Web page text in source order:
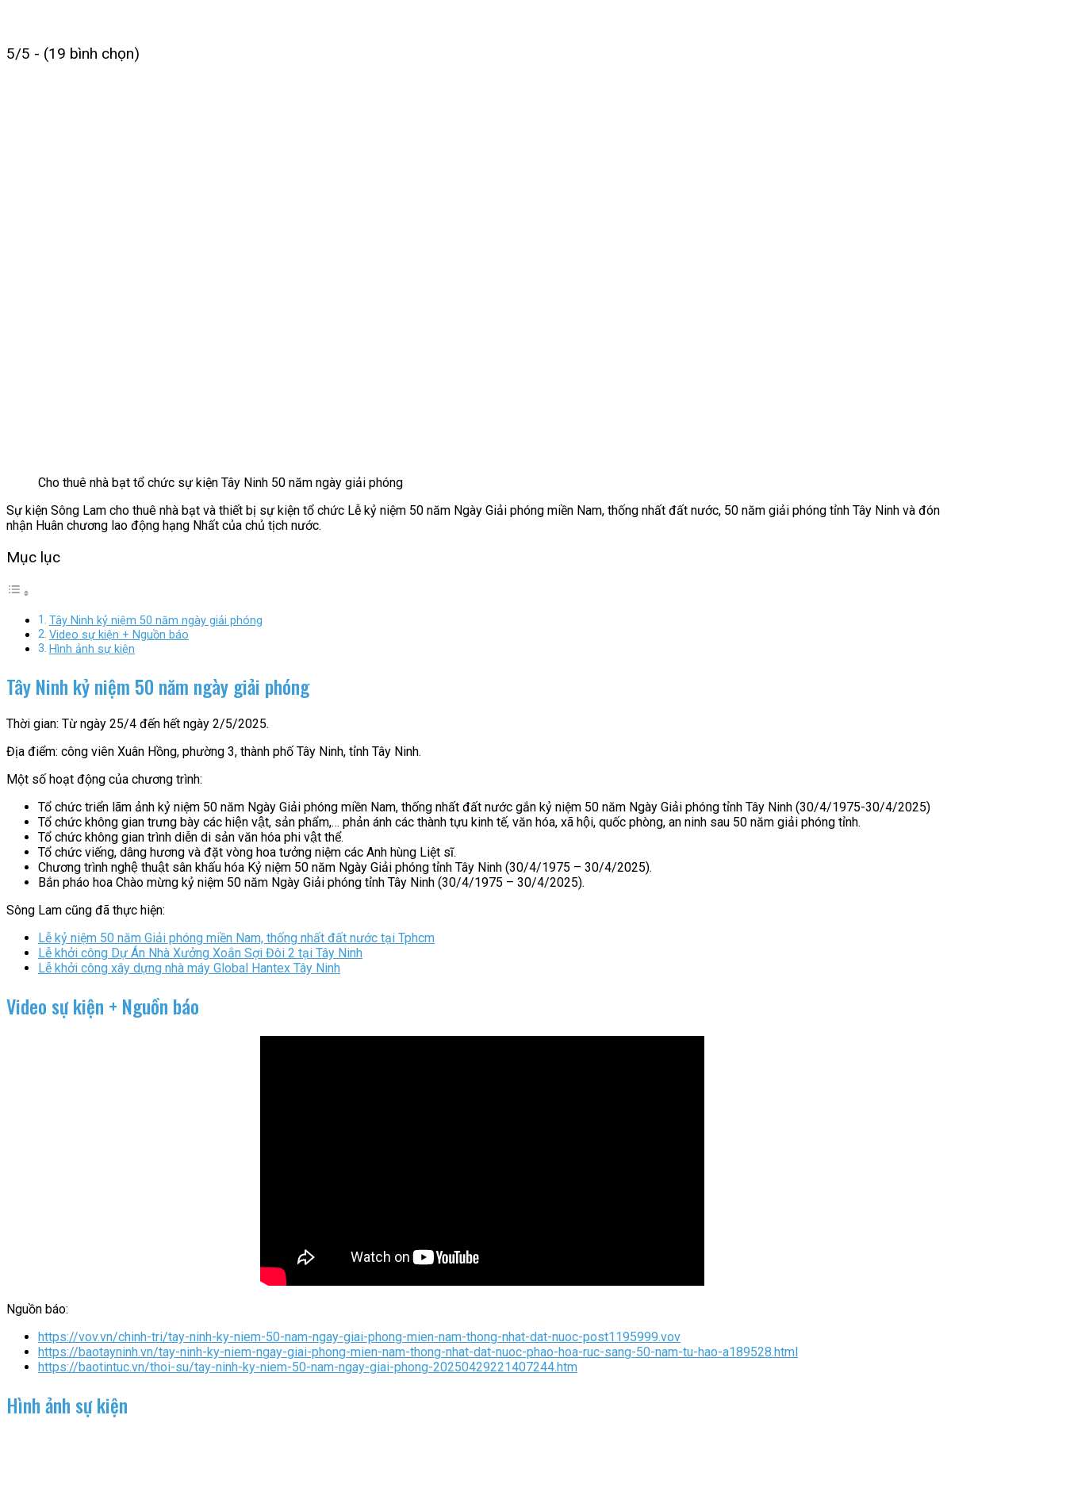
5/5 - (19 bình chọn)
Cho thuê nhà bạt tổ chức sự kiện Tây Ninh 50 năm ngày giải phóng
Sự kiện Sông Lam cho thuê nhà bạt và thiết bị sự kiện tổ chức Lễ kỷ niệm 50 năm Ngày Giải phóng miền Nam, thống nhất đất nước, 50 năm giải phóng tỉnh Tây Ninh và đón
nhận Huân chương lao động hạng Nhất của chủ tịch nước.
Mục lục
Tây Ninh kỷ niệm 50 năm ngày giải phóng
Video sự kiện + Nguồn báo
Hình ảnh sự kiện
Tây Ninh kỷ niệm 50 năm ngày giải phóng
Thời gian: Từ ngày 25/4 đến hết ngày 2/5/2025.
Địa điểm: công viên Xuân Hồng, phường 3, thành phố Tây Ninh, tỉnh Tây Ninh.
Một số hoạt động của chương trình:
Tổ chức triển lãm ảnh kỷ niệm 50 năm Ngày Giải phóng miền Nam, thống nhất đất nước gắn kỷ niệm 50 năm Ngày Giải phóng tỉnh Tây Ninh (30/4/1975-30/4/2025)
Tổ chức không gian trưng bày các hiện vật, sản phẩm,… phản ánh các thành tựu kinh tế, văn hóa, xã hội, quốc phòng, an ninh sau 50 năm giải phóng tỉnh.
Tổ chức không gian trình diễn di sản văn hóa phi vật thể.
Tổ chức viếng, dâng hương và đặt vòng hoa tưởng niệm các Anh hùng Liệt sĩ.
Chương trình nghệ thuật sân khấu hóa Kỷ niệm 50 năm Ngày Giải phóng tỉnh Tây Ninh (30/4/1975 – 30/4/2025).
Bắn pháo hoa Chào mừng kỷ niệm 50 năm Ngày Giải phóng tỉnh Tây Ninh (30/4/1975 – 30/4/2025).
Sông Lam cũng đã thực hiện:
Lễ kỷ niệm 50 năm Giải phóng miền Nam, thống nhất đất nước tại Tphcm
Lễ khởi công Dự Án Nhà Xưởng Xoắn Sợi Đôi 2 tại Tây Ninh
Lễ khởi công xây dựng nhà máy Global Hantex Tây Ninh
Video sự kiện + Nguồn báo
Nguồn báo:
https://vov.vn/chinh-tri/tay-ninh-ky-niem-50-nam-ngay-giai-phong-mien-nam-thong-nhat-dat-nuoc-post1195999.vov
https://baotayninh.vn/tay-ninh-ky-niem-ngay-giai-phong-mien-nam-thong-nhat-dat-nuoc-phao-hoa-ruc-sang-50-nam-tu-hao-a189528.html
https://baotintuc.vn/thoi-su/tay-ninh-ky-niem-50-nam-ngay-giai-phong-20250429221407244.htm
Hình ảnh sự kiện